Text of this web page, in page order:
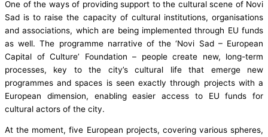
One of the ways of providing support to the cultural scene of Novi
Sad is to raise the capacity of cultural institutions, organisations
and associations, which are being implemented through EU funds
as well. The programme narrative of the ‘Novi Sad – European
Capital of Culture’ Foundation – people create new, long-term
processes, key to the city’s cultural life that emerge new
programmes and spaces is seen exactly through projects with a
European dimension, enabling easier access to EU funds for
cultural actors of the city.
At the moment, five European projects, covering various spheres,